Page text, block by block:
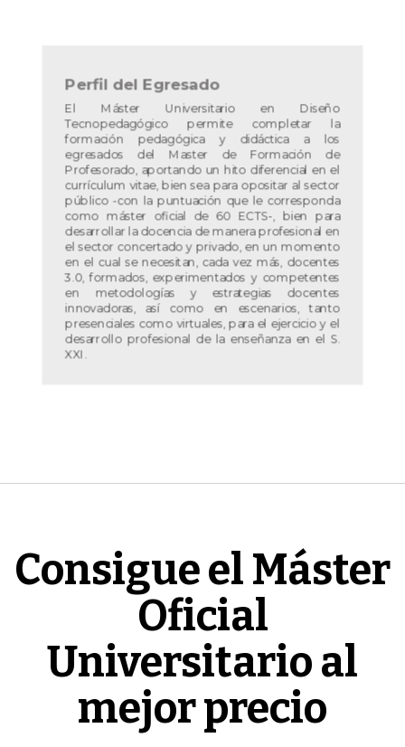
Perfil del Egresado
El Máster Universitario en Diseño
Tecnopedagógico permite completar la
formación pedagógica y didáctica a los
egresados del Master de Formación de
Profesorado, aportando un hito diferencial en el
currículum vitae, bien sea para opositar al sector
público -con la puntuación que le corresponda
como máster oficial de 60 ECTS-, bien para
desarrollar la docencia de manera profesional en
el sector concertado y privado, en un momento
en el cual se necesitan, cada vez más, docentes
3.0, formados, experimentados y competentes
en metodologías y estrategias docentes
innovadoras, así como en escenarios, tanto
presenciales como virtuales, para el ejercicio y el
desarrollo profesional de la enseñanza en el S.
XXI.
Consigue el Máster
Oficial
Universitario al
mejor precio